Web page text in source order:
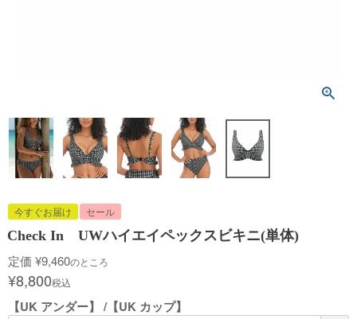
今すぐお届け セール
Check In UWハイエイペックスビキニ(単体)
定価 ¥9,460のところ
¥8,800税込
【UK アンダー】 【UK カップ】